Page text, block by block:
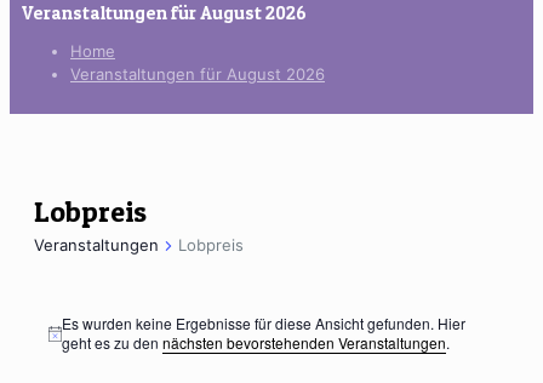
Veranstaltungen für August 2026
Home
Veranstaltungen für August 2026
Lobpreis
Veranstaltungen Lobpreis
Hinweis
Es wurden keine Ergebnisse für diese Ansicht gefunden. Hier
geht es zu dennächsten bevorstehenden Veranstaltungen.